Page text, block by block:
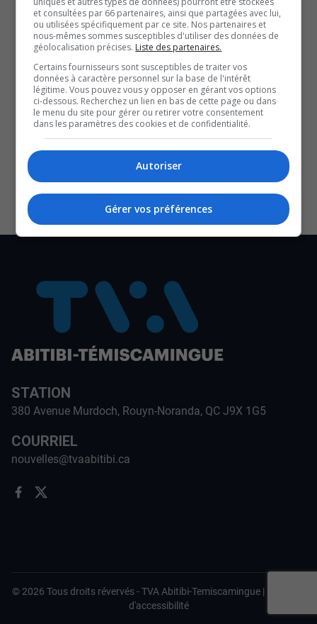
QUESTION DU JOUR
Commentaires
SOUTENIR NOS MÉDIAS, C’EST PROTÉGER NOTRE
CULTURE ET NOTRE ÉCONOMIE
STATION
380 Avenue Murdoch, Rouyn-Noranda, QC J9X 1G5
COURRIEL
nouvelles@tvaabitibi.ca
© 2026 Tous droits révervés -TVA Abitibi-Temiscamingue |
d'accessibilité
et consultées par 66 partenaires, ainsi que partagées avec lui,
ou utilisées spécifiquement par ce site. Nos partenaires et
nous-mêmes sommes susceptibles d'utiliser des données de
géolocalisation précises. Liste des partenaires.
Certains fournisseurs sont susceptibles de traiter vos
données à caractère personnel sur la base de l'intérêt
légitime. Vous pouvez vous y opposer en gérant vos options
ci-dessous. Recherchez un lien en bas de cette page ou dans
le menu du site pour gérer ou retirer votre consentement
dans les paramètres des cookies et de confidentialité.
Autoriser
Gérer vos préférences